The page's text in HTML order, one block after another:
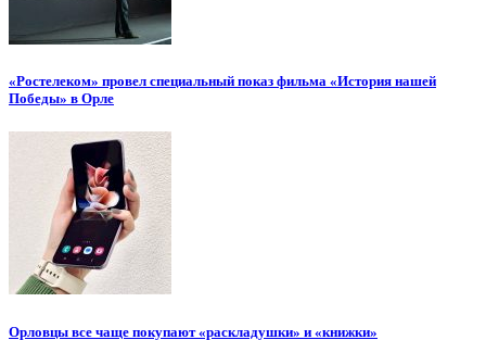
«Ростелеком» провел специальный показ фильма «История нашей
Победы» в Орле
Орловцы все чаще покупают «раскладушки» и «книжки»